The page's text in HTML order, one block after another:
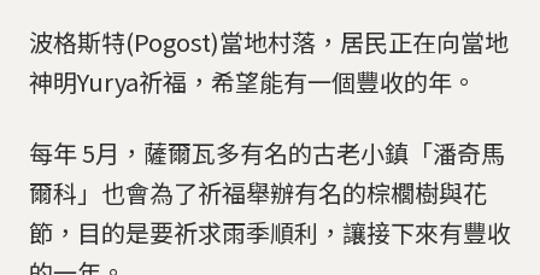
波格斯特(Pogost)當地村落，居民正在向當地
神明Yurya祈福，希望能有一個豐收的年。
每年 5月，薩爾瓦多有名的古老小鎮「潘奇馬
爾科」也會為了祈福舉辦有名的棕櫚樹與花
節，目的是要祈求雨季順利，讓接下來有豐收